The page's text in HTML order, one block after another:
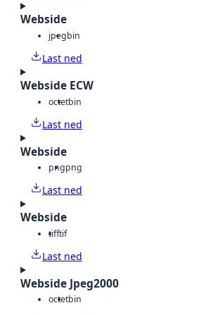
Webside
jpegbin
Last ned
Webside ECW
octetbin
Last ned
Webside
pngpng
Last ned
Webside
tifftif
Last ned
Webside Jpeg2000
octetbin